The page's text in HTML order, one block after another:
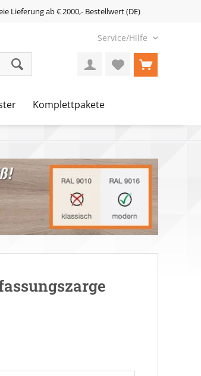
Lieferung ab € 2000,- Bestellwert (DE)
Service/Hilfe
Komplettpakete